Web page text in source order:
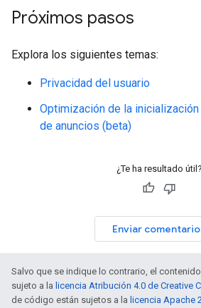
Próximos pasos
Explora los siguientes temas:
Privacidad del usuario
Optimización de la
de anuncios (beta)
¿Te ha resultado útil?
Enviar
Salvo que se indique lo contrario, el
sujeto a la licencia Atribución 4.0 de Creative
de código están sujetos a la licencia Apache